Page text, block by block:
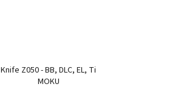
Knife Z050 - BB, DLC, EL, Ti
MOKU